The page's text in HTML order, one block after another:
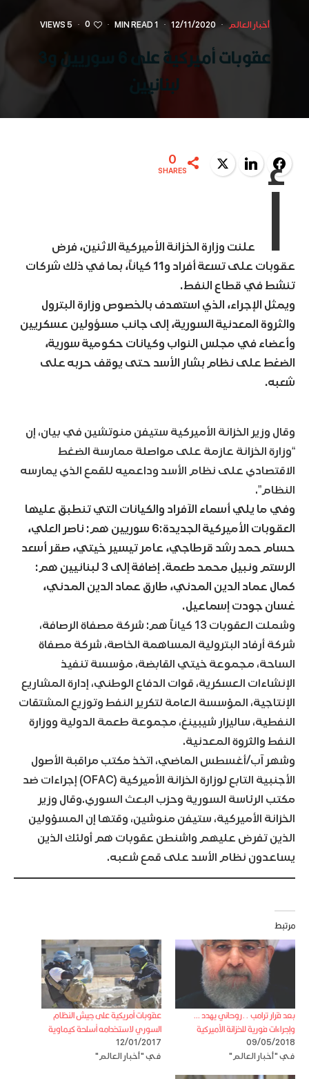
أخبار العالم ·
12/11/2020
·
1 MIN READ
·
0
·
5 VIEWS
عقوبات أميركية على 6 سوريين و3
لبنانيين
Facebook
LinkedIn
Twitter
0
SHARES أ
علنت وزارة الخزانة الأميركية الاثنين، فرض
عقوبات على تسعة أفراد و11 كياناً، بما في ذلك شركات
تنشط في قطاع النفط.
ويمثل الإجراء، الذي استهدف بالخصوص وزارة البترول
والثروة المعدنية السورية، إلى جانب مسؤولين عسكريين
وأعضاء في مجلس النواب وكيانات حكومية سورية،
الضغط على نظام بشار الأسد حتى يوقف حربه على
شعبه.
وقال وزير الخزانة الأميركية ستيفن منوتشين في بيان، إن
“وزارة الخزانة عازمة على مواصلة ممارسة الضغط
الاقتصادي على نظام الأسد وداعميه للقمع الذي يمارسه
النظام”.
وفي ما يلي أسماء الآفراد والكيانات التي تنطبق عليها
العقوبات الأميركية الجديدة:6 سوريين هم: ناصر العلي،
حسام حمد رشد قرطاجي، عامر تيسير خيتي، صقر أسعد
الرستم ونبيل محمد طعمة. إضافة إلى 3 لبنانيين هم:
كمال عماد الدين المدني، طارق عماد الدين المدني،
غسان جودت إسماعيل.
وشملت العقوبات 13 كياناً هم: شركة مصفاة الرصافة،
شركة أرفاد البترولية المساهمة الخاصة، شركة مصفاة
الساحة، مجموعة خيتي القابضة، مؤسسة تنفيذ
الإنشاءات العسكرية، قوات الدفاع الوطني، إدارة المشاريع
الإنتاجية، المؤسسة العامة لتكرير النفط وتوزيع المشتقات
النفطية، ساليزار شيبينغ، مجموعة طعمة الدولية ووزارة
النفط والثروة المعدنية.
وشهر آب/أغسطس الماضي، اتخذ مكتب مراقبة الأصول
الأجنبية التابع لوزارة الخزانة الأميركية (OFAC) إجراءات ضد
مكتب الرئاسة السورية وحزب البعث السوري.وقال وزير
الخزانة الأميركية، ستيفن منوشين، وقتها إن المسؤولين
الذين تفرض عليهم واشنطن عقوبات هم أولئك الذين
يساعدون نظام الأسد على قمع شعبه.
مرتبط
بعد قرار ترامب ..روحاني يهدد …
وإجراءات فورية للخزانة الأميركية
09/05/2018
في "أخبار العالم"
عقوبات أمريكية على جيش النظام
السوري لاستخدامه أسلحة كيماوية
12/01/2017
في "أخبار العالم"